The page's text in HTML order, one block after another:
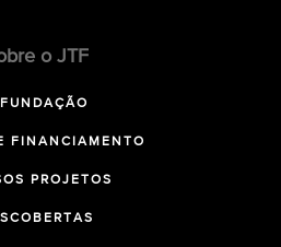
o JTF
FINANCIAMENTO
PROJETOS